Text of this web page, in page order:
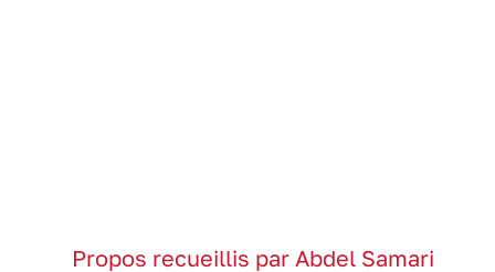
Propos recueillis par Abdel Samari